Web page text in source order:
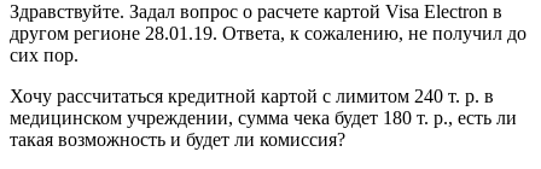
Здравствуйте. Задал вопрос о расчете картой Visa Electron в
другом регионе 28.01.19. Ответа, к сожалению, не получил до
сих пор.
Хочу рассчитаться кредитной картой с лимитом 240 т. р. в
медицинском учреждении, сумма чека будет 180 т. р., есть ли
такая возможность и будет ли комиссия?